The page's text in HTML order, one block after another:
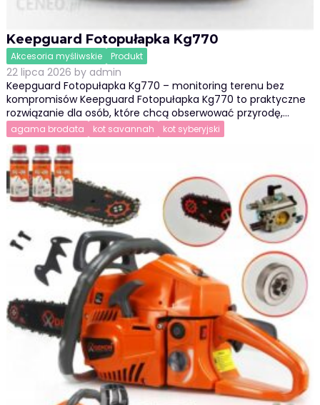
Keepguard Fotopułapka Kg770
Akcesoria myśliwskie Produkt
22 lipca 2026 by admin
Keepguard Fotopułapka Kg770 – monitoring terenu bez
kompromisów Keepguard Fotopułapka Kg770 to praktyczne
rozwiązanie dla osób, które chcą obserwować przyrodę,…
agama brodata kot savannah kot syberyjski